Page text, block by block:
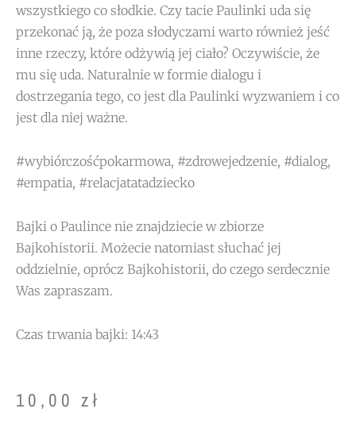
wszystkiego co słodkie. Czy tacie Paulinki uda się
przekonać ją, że poza słodyczami warto również jeść
inne rzeczy, które odżywią jej ciało? Oczywiście, że
mu się uda. Naturalnie w formie dialogu i
dostrzegania tego, co jest dla Paulinki wyzwaniem i co
jest dla niej ważne.
#wybiórczośćpokarmowa, #zdrowejedzenie, #dialog,
#empatia, #relacjatatadziecko
Bajki o Paulince nie znajdziecie w zbiorze
Bajkohistorii. Możecie natomiast słuchać jej
oddzielnie, oprócz Bajkohistorii, do czego serdecznie
Was zapraszam.
Czas trwania bajki: 14:43
10,00zł